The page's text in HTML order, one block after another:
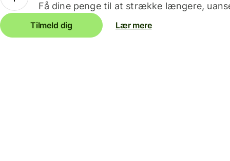
Få dine penge til at strække længere,
Tilmeld dig Lær mere